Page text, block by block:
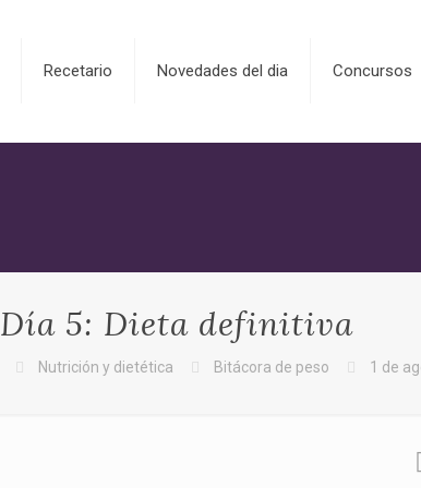
Recetario Novedades del dia Concursos
Día 5: Dieta definitiva
Nutrición y dietética Bitácora de peso 1 de